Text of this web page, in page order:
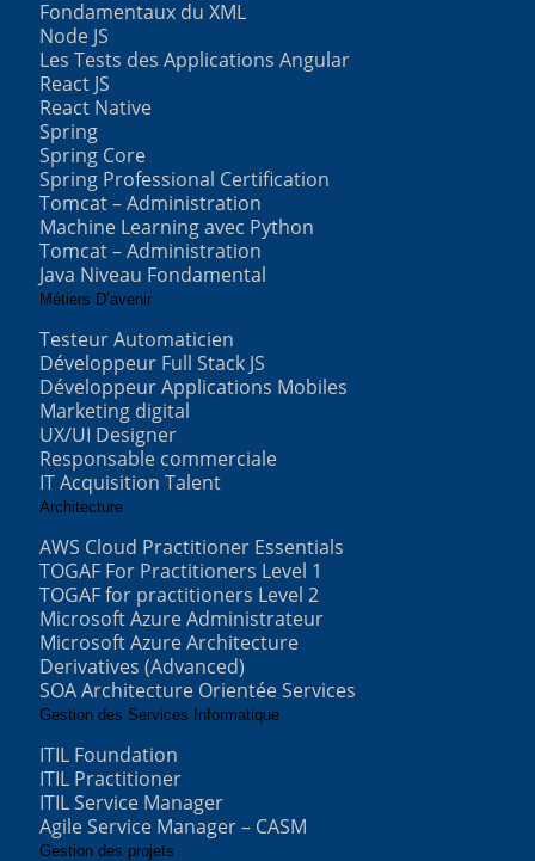
Fondamentaux du XML
Node JS
Les Tests des Applications Angular
React JS
React Native
Spring
Spring Core
Spring Professional Certification
Tomcat – Administration
Machine Learning avec Python
Tomcat – Administration
Java Niveau Fondamental
Métiers D’avenir
Testeur Automaticien
Développeur Full Stack JS
Développeur Applications Mobiles
Marketing digital
UX/UI Designer
Responsable commerciale
IT Acquisition Talent
Architecture
AWS Cloud Practitioner Essentials
TOGAF For Practitioners Level 1
TOGAF for practitioners Level 2
Microsoft Azure Administrateur
Microsoft Azure Architecture
Derivatives (Advanced)
SOA Architecture Orientée Services
Gestion des Services Informatique
ITIL Foundation
ITIL Practitioner
ITIL Service Manager
Agile Service Manager – CASM
Gestion des projets